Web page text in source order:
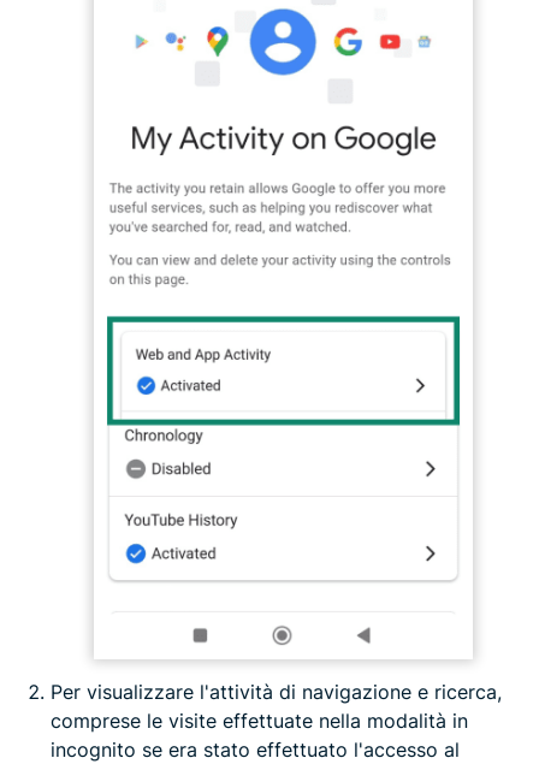
Per visualizzare l'attività di navigazione e ricerca,
comprese le visite effettuate nella modalità in
incognito se era stato effettuato l'accesso al